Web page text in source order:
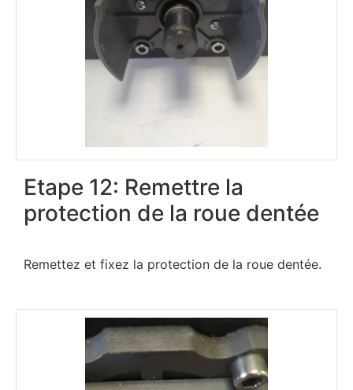
Etape 12: Remettre la
protection de la roue dentée
Remettez et fixez la protection de la roue dentée.